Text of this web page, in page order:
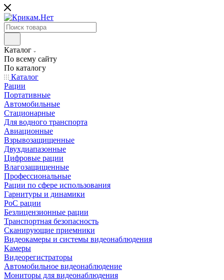
Каталог
По всему сайту
По каталогу
Каталог
Рации
Портативные
Автомобильные
Стационарные
Для водного транспорта
Авиационные
Взрывозащищенные
Двухдиапазонные
Цифровые рации
Влагозащищенные
Профессиональные
Рации по сфере использования
Гарнитуры и динамики
PoC рации
Безлицензионные рации
Транспортная безопасность
Сканирующие приемники
Видеокамеры и системы видеонаблюдения
Камеры
Видеорегистраторы
Автомобильное видеонаблюдение
Мониторы для видеонаблюдения